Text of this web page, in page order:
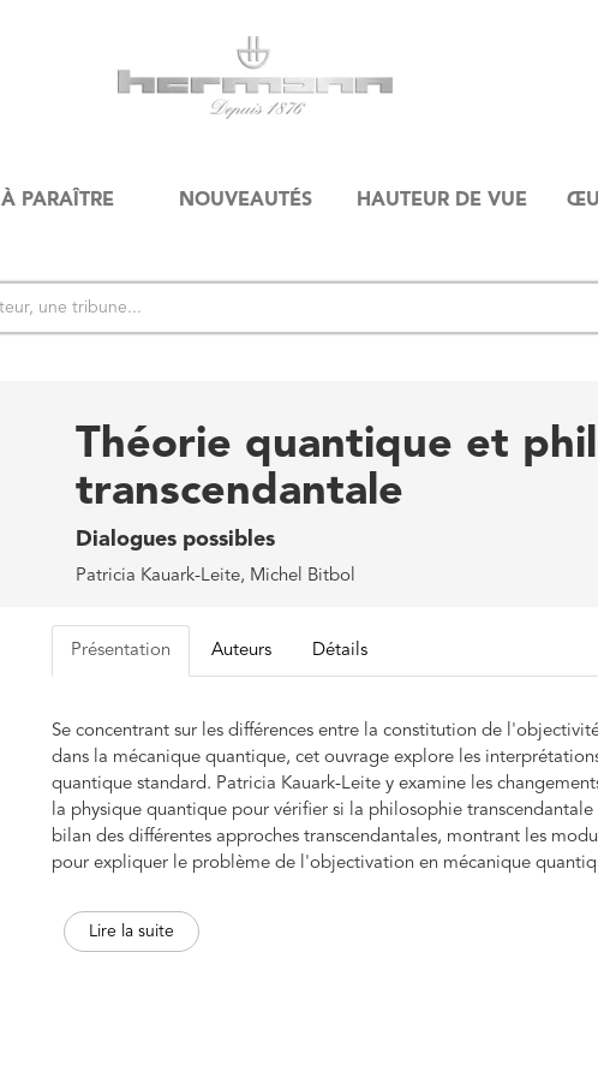
À PARAÎTRE NOUVEAUTÉS HAUTEUR DE VUE
Théorie quantique et
transcendantale
Dialogues possibles
Patricia Kauark-Leite, Michel Bitbol
Présentation Auteurs Détails
Se concentrant sur les différences entre la constitution de
dans la mécanique quantique, cet ouvrage explore les
quantique standard. Patricia Kauark-Leite y examine les
la physique quantique pour vérifier si la philosophie
bilan des différentes approches transcendantales, montrant les
pour expliquer le problème de l'objectivation en mécanique
donner une justification philosophique à la dimension
quantique.
Lire la suite